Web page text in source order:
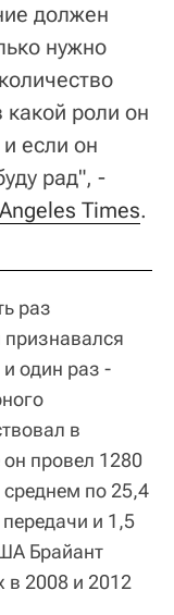
должен
нужно
роли он
если он
рад", -
Times.
раз
один раз -
в
провел 1280
по 25,4
и 1,5
Брайант
в 2008 и 2012